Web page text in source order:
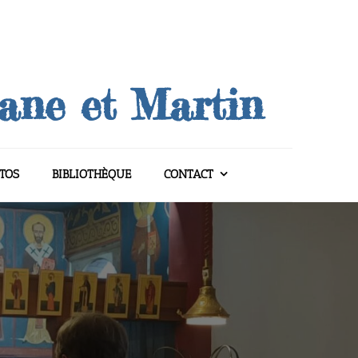
et Martin
BIBLIOTHÈQUE CONTACT